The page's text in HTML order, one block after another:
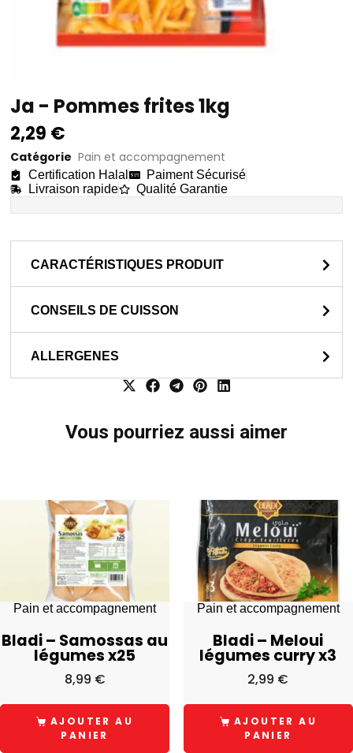
Ja - Pommes frites 1kg
2,29 €
Catégorie Pain et accompagnement
Certification Halal
Paiment Sécurisé
Livraison rapide
Qualité Garantie
CARACTÉRISTIQUES PRODUIT
CONSEILS DE CUISSON
ALLERGENES
Vous pourriez aussi aimer
Pain et accompagnement
Bladi – Samossas au
légumes x25
8,99 €
AJOUTER AU
PANIER
Pain et accompagnement
Bladi – Meloui
légumes curry x3
2,99 €
AJOUTER AU
PANIER